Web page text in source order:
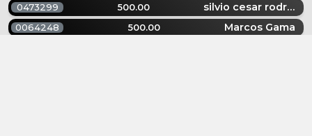
0473299 500.00 silvio cesar rodrigues da rocha
0064248 500.00 Marcos Gama